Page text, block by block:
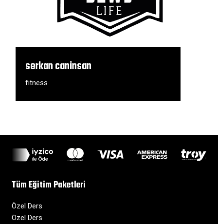
serkan caninsan
fitness
Tüm Eğitim Paketleri
Özel Ders
Özel Ders